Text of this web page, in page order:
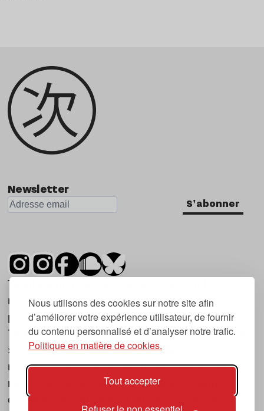
Nous utilisons des cookies sur notre site afin
d’améliorer votre expérience utilisateur, de fournir
du contenu personnalisé et d’analyser notre trafic.
Politique en matière de cookies.
Tout accepter
Newsletter
S'abonner
Tsugi est un mensuel indépendant sur la
musique et les nouvelles tendances, dont la
première parution date de 2007.
Tsugi en japonais signifie « prochain », « suivant
», ce qui correspond à la thématique du
magazine, à l’affût des nouvelles tendances
musicales, qu’elles viennent de la musique
électronique, du rock ou du hip hop, et des